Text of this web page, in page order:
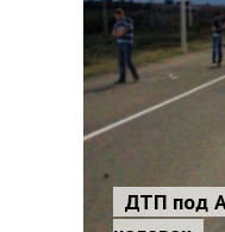
ДТП под